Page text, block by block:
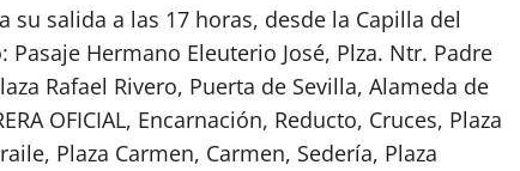
su salida a las 17 horas, desde la Capilla del
Hermano Eleuterio José, Plza. Ntr. Padre
Rafael Rivero, Puerta de Sevilla, Alameda de
OFICIAL, Encarnación, Reducto, Cruces, Plaza
Plaza Carmen, Carmen, Sedería, Plaza